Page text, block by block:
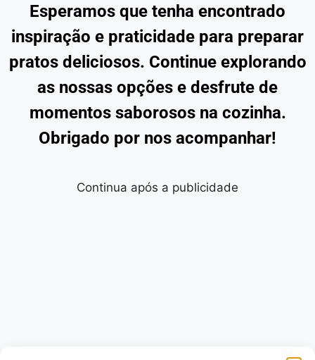
Esperamos que tenha encontrado
inspiração e praticidade para preparar
pratos deliciosos. Continue explorando
as nossas opções e desfrute de
momentos saborosos na cozinha.
Obrigado por nos acompanhar!
Continua após a publicidade